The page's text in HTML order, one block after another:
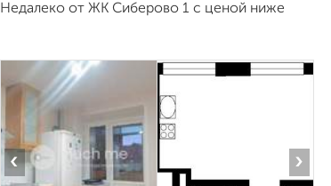
Недалеко от ЖК Сиберово 1 с ценой ниже
‹ ›